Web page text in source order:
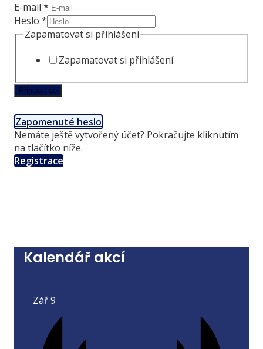
E-mail *
Zapamatovat
přihlášení
Heslo *
Zapamatovat si přihlášení
Zapamatovat si přihlášení
Přihlásit se
Zapomenuté heslo
Nemáte ještě vytvořený účet? Pokračujte kliknutím
na tlačítko níže.
Registrace
Kalendář akcí
Zář9